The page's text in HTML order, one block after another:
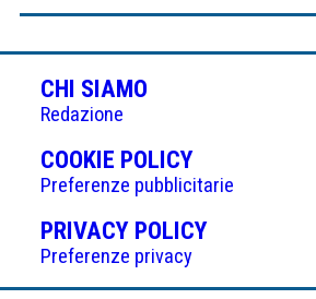
CHI SIAMO
Redazione
COOKIE POLICY(APRE
IN
UNA
NUOVA
Preferenze pubblicitarie
PRIVACY POLICY(APRE
UNA
Preferenze privacy